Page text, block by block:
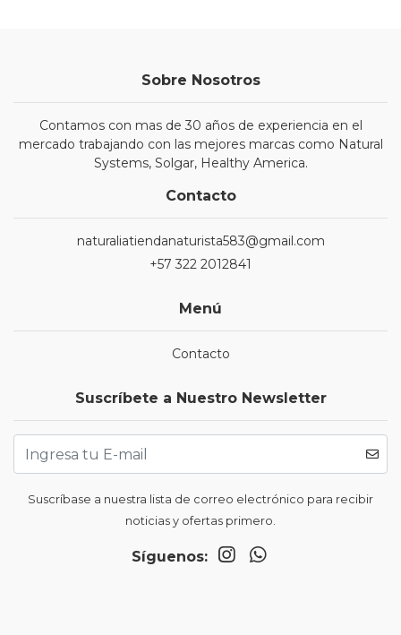
Sobre Nosotros
Contamos con mas de 30 años de experiencia en el
mercado trabajando con las mejores marcas como Natural
Systems, Solgar, Healthy America.
Contacto
naturaliatiendanaturista583@gmail.com
+57 322 2012841
Menú
Contacto
Suscríbete a Nuestro Newsletter
Suscríbase a nuestra lista de correo electrónico para recibir
noticias y ofertas primero.
Síguenos: